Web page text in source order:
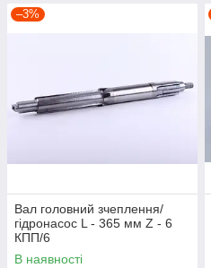
–3%
Вал головний зчеплення/
гідронасос L - 365 мм Z - 6
КПП/6
В наявності